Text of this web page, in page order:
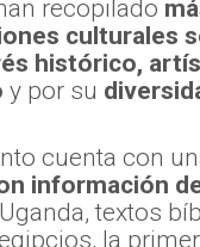
recopilado
culturales
histórico,
y por su
cuenta con
información
textos
la